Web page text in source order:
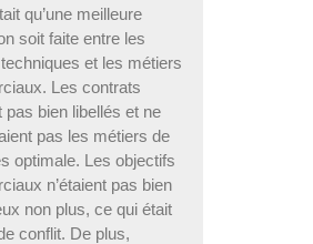
qu’une meilleure
soit faite entre les
et les métiers
Les contrats
pas bien libellés et ne
pas les métiers de
optimale. Les objectifs
n’étaient pas bien
non plus, ce qui était
conflit. De plus,